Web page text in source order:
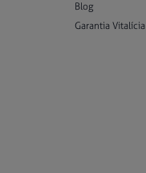
Blog
Garantia Vitalícia